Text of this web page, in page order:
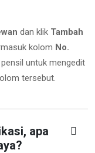
dan klik Tambah
kolom No.
untuk mengedit
tersebut.
apa